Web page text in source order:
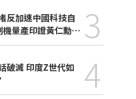
量產印證黃仁勳觀 3
4